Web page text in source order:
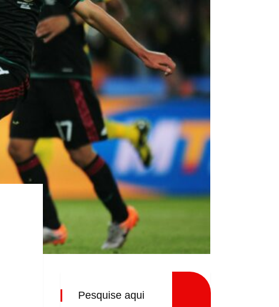
Pesquise aqui